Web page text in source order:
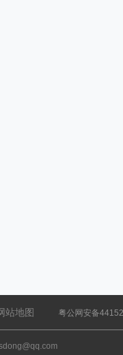
站地图 粤公网安备